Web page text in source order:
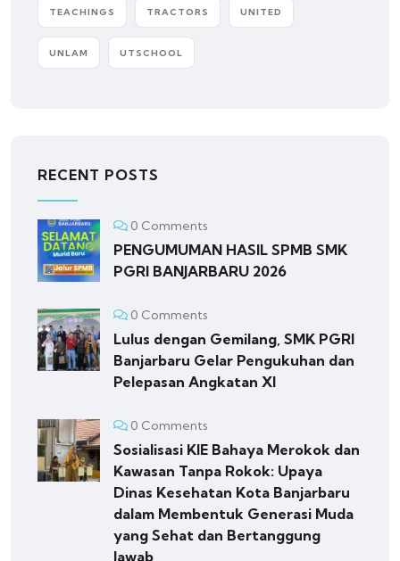
TEACHINGS TRACTORS UNITED
UNLAM UTSCHOOL
RECENT POSTS
0 Comments
PENGUMUMAN HASIL SPMB SMK
PGRI BANJARBARU 2026
0 Comments
Lulus dengan Gemilang, SMK PGRI
Banjarbaru Gelar Pengukuhan dan
Pelepasan Angkatan XI
0 Comments
Sosialisasi KIE Bahaya Merokok dan
Kawasan Tanpa Rokok: Upaya
Dinas Kesehatan Kota Banjarbaru
dalam Membentuk Generasi Muda
yang Sehat dan Bertanggung
Jawab